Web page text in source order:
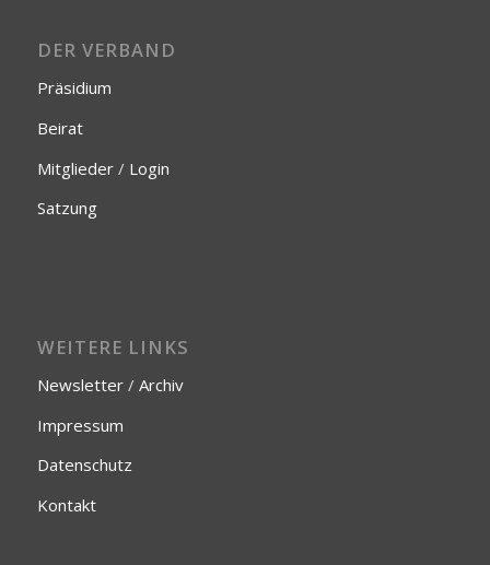
DER VERBAND
Präsidium
Beirat
Mitglieder/ Login
Satzung
WEITERE LINKS
Newsletter/ Archiv
Impressum
Datenschutz
Kontakt